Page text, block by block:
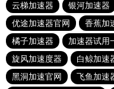
云梯加速器
银河加速器
优途加速器官网
香蕉加
橘子加速器
加速器试用
旋风加速度器
白鲸加速
黑洞加速官网
飞鱼加速